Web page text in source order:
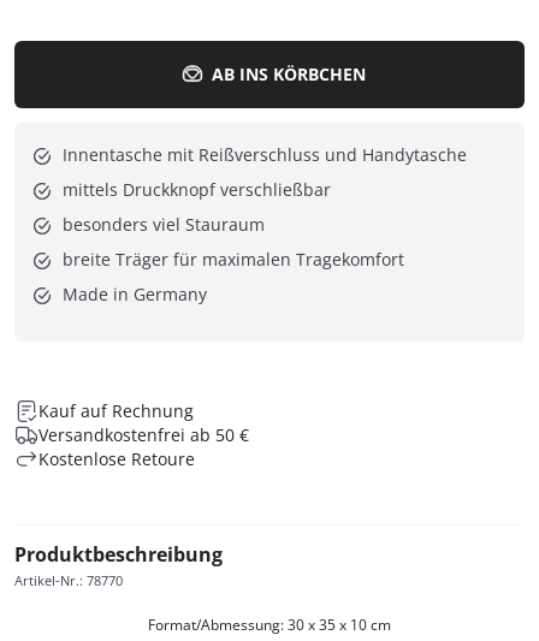
AB INS KÖRBCHEN
Innentasche mit Reißverschluss und Handytasche
mittels Druckknopf verschließbar
besonders viel Stauraum
breite Träger für maximalen Tragekomfort
Made in Germany
Kauf auf Rechnung
Versandkostenfrei ab 50 €
Kostenlose Retoure
Produktbeschreibung
Artikel-Nr.: 78770
Format/Abmessung: 30 x 35 x 10 cm